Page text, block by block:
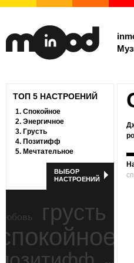
ТОП 5 НАСТРОЕНИЙ
1. Спокойное
2. Энергичное
3. Грусть
4. Позитифф
5. Мечтательное
ВЫБОР
НАСТРОЕНИЙ
грусть